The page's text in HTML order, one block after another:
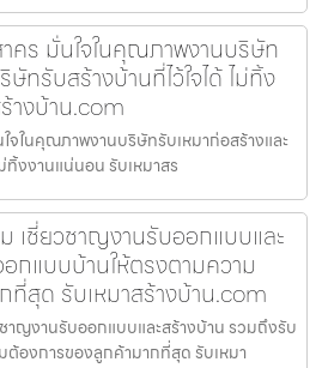
คร มั่นใจในคุณภาพงานบริษัท
ทรับสร้างบ้านที่ไว้ใจได้ ไม่ทิ้ง
างบ้าน.com
จในคุณภาพงานบริษัทรับเหมาก่อสร้างและ
ทิ้งงานแน่นอน รับเหมาสร
เชี่ยวชาญงานรับออกแบบและ
กแบบบ้านให้ตรงตามความ
สุด รับเหมาสร้างบ้าน.com
าญงานรับออกแบบและสร้างบ้าน รวมถึงรับ
องการของลูกค้ามากที่สุด รับเหมา